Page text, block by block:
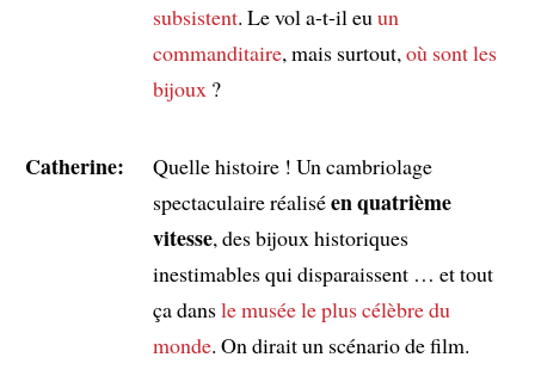
subsistent. Le vol a-t-il eu un
commanditaire, mais surtout, où sont les
bijoux ?
Catherine:
Quelle histoire ! Un cambriolage
spectaculaire réaliséen quatrième
vitesse, des bijoux historiques
inestimables qui disparaissent … et tout
ça dansle musée le plus célèbre du
monde. On dirait un scénario de film.